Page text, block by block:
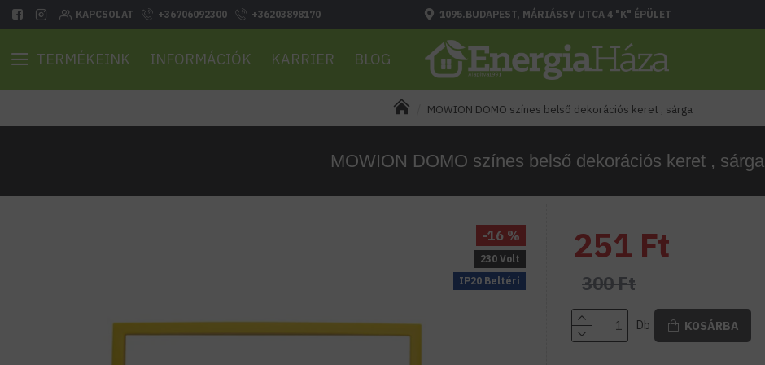
KAPCSOLAT +36706092300 +36203898170 1095.BUDAPEST, MÁRIÁSSY UTCA 4 "K" ÉPÜLET
TERMÉKEINK INFORMÁCIÓK KARRIER BLOG
MOWION DOMO színes belső dekorációs keret , sárga
MOWION DOMO színes belső dekorációs keret , sárga
IP20 Beltéri
230 Volt
-16 % 251 Ft
300 Ft
Db KOSÁRBA